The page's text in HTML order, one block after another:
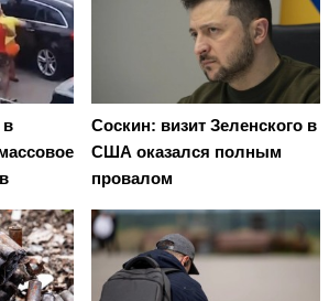
в
Соскин: визит Зеленского в
США оказался полным
провалом